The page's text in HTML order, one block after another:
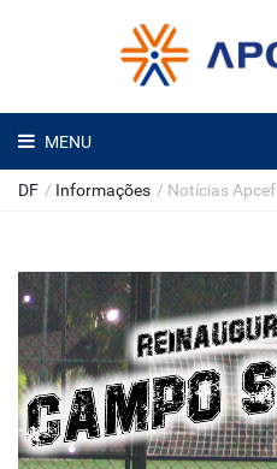
MENU
DF / Informações / Notícias Apcef